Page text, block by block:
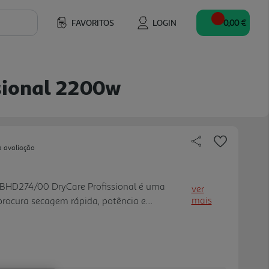
FAVORITOS LOGIN 0,00 €
2200w
avaliação
00 DryCare Profissional é uma
secagem rápida, potência e
para um cabelo mais brilhante e com
ver
mais